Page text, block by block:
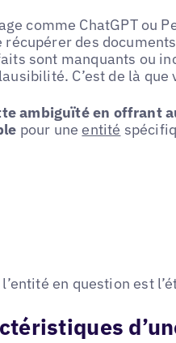
comme ChatGPT ou
récupérer des
sont manquants ou
C’est de là
ambiguïté en offrant
pour une entité
en question est